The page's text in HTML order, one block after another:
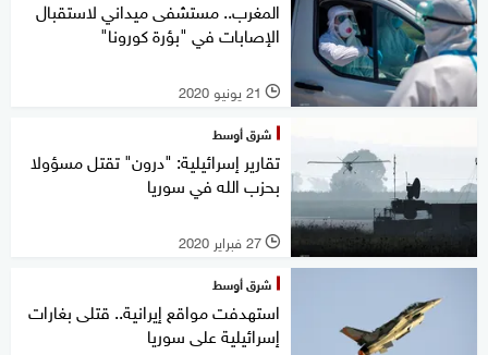
المغرب.. مستشفى ميداني لاستقبال
الإصابات في "بؤرة كورونا"
l 21 يونيو 2020
شرق أوسط
تقارير إسرائيلية: "درون" تقتل مسؤولا
بحزب الله في سوريا
l 27 فبراير 2020
شرق أوسط
استهدفت مواقع إيرانية.. قتلى بغارات
إسرائيلية على سوريا